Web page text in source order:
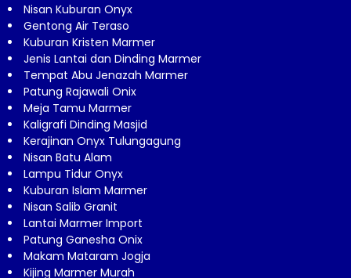
Nisan Kuburan Onyx
Gentong Air Teraso
Kuburan Kristen Marmer
Jenis Lantai dan Dinding Marmer
Tempat Abu Jenazah Marmer
Patung Rajawali Onix
Meja Tamu Marmer
Kaligrafi Dinding Masjid
Kerajinan Onyx Tulungagung
Nisan Batu Alam
Lampu Tidur Onyx
Kuburan Islam Marmer
Nisan Salib Granit
Lantai Marmer Import
Patung Ganesha Onix
Makam Mataram Jogja
Kijing Marmer Murah